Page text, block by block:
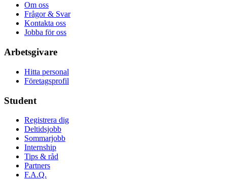
Om oss
Frågor & Svar
Kontakta oss
Jobba för oss
Arbetsgivare
Hitta personal
Företagsprofil
Student
Registrera dig
Deltidsjobb
Sommarjobb
Internship
Tips & råd
Partners
F.A.Q.